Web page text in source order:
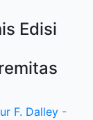
Edisi
F. Dalley -